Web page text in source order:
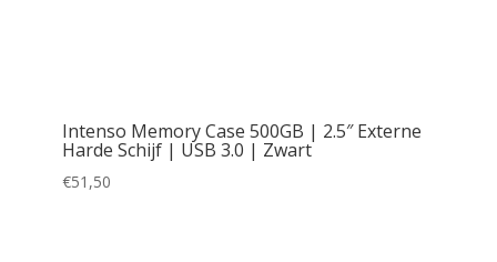
Intenso Memory Case 500GB | 2.5″ Externe
Harde Schijf | USB 3.0 | Zwart
€51,50